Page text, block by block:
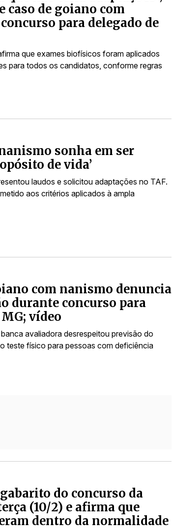
caso de goiano com
para delegado de
que exames biofísicos foram aplicados
para todos os candidatos, conforme regras
sonha em ser
de vida’
laudos e solicitou adaptações no TAF.
aos critérios aplicados à ampla
com nanismo denuncia
durante concurso para
vídeo
avaliadora desrespeitou previsão do
teste físico para pessoas com deficiência
do concurso da
(10/2) e afirma que
dentro da normalidade